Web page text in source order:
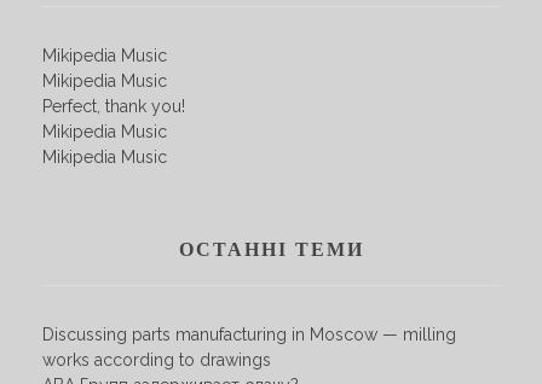
Mikipedia Music
Mikipedia Music
Perfect, thank you!
Mikipedia Music
Mikipedia Music
ОСТАННІ ТЕМИ
Discussing parts manufacturing in Moscow — milling
works according to drawings